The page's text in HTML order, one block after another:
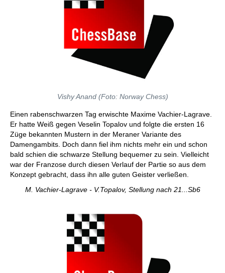
Vishy Anand (Foto: Norway Chess)
Einen rabenschwarzen Tag erwischte Maxime Vachier-Lagrave.
Er hatte Weiß gegen Veselin Topalov und folgte die ersten 16
Züge bekannten Mustern in der Meraner Variante des
Damengambits. Doch dann fiel ihm nichts mehr ein und schon
bald schien die schwarze Stellung bequemer zu sein. Vielleicht
war der Franzose durch diesen Verlauf der Partie so aus dem
Konzept gebracht, dass ihn alle guten Geister verließen.
M. Vachier-Lagrave - V.Topalov, Stellung nach 21...Sb6